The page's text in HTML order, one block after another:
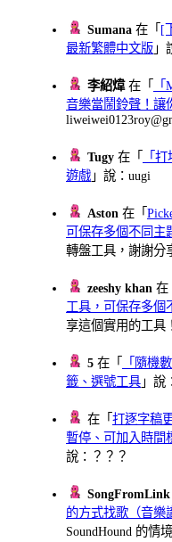
Sumana 在「 [
最新繁體中文版 」
李紹煒在「
音樂當鬧鈴聲！讓
Tugy 在「
「
遊戲 」說：uugi
Aston 在「
可保存多個不同主
轉盤工具，謝謝分
zeeshy khan 在
工具，可保存多個
享這個實用的工具
5 在「
「隨機
籤、選號工具 」說
在「打逐字稿
暫停、可加入時間
說：？？？
SongFromLink
的方式找歌（音樂
SoundHound 的情境